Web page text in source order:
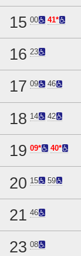
15 00 41*
16 23
17 09 46
18 14 42
19 09* 40*
20 15 59
21 46
23 08